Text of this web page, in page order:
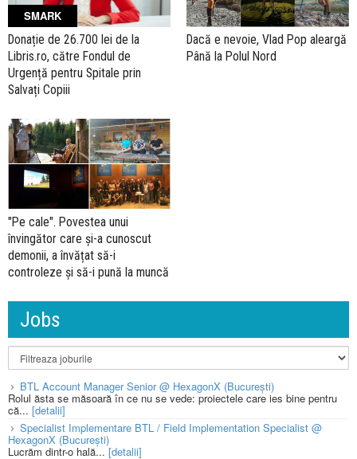
SMARK
Donație de 26.700 lei de la
Libris.ro, către Fondul de
Urgență pentru Spitale prin
Salvați Copiii
Dacă e nevoie, Vlad Pop aleargă
Până la Polul Nord
"Pe cale". Povestea unui
învingător care și-a cunoscut
demonii, a învățat să-i
controleze și să-i pună la muncă
Jobs
BTL Account Manager Senior @ HexagonX (București)
Rolul ăsta se măsoară în ce nu se vede: proiectele care ies bine pentru
că... [detalii]
Specialist Implementare BTL / Field Implementation Specialist @
HexagonX (București)
Lucrăm dintr-o hală...[detalii]